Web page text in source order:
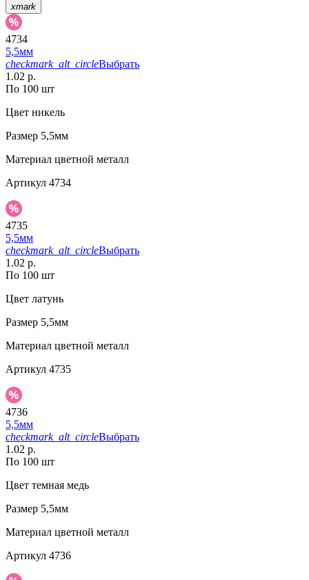
xmark
4734
5,5мм
checkmark_alt_circleВыбрать
1.02 р.
По 100 шт
Цвет никель
Размер 5,5мм
Материал цветной металл
Артикул 4734
4735
5,5мм
checkmark_alt_circleВыбрать
1.02 р.
По 100 шт
Цвет латунь
Размер 5,5мм
Материал цветной металл
Артикул 4735
4736
5,5мм
checkmark_alt_circleВыбрать
1.02 р.
По 100 шт
Цвет темная медь
Размер 5,5мм
Материал цветной металл
Артикул 4736